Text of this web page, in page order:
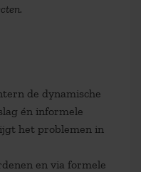
de dynamische
én informele
het problemen in
en via formele